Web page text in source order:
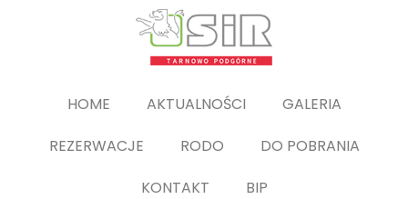
HOME AKTUALNOŚCI
GALERIA
REZERWACJE
RODO
DO POBRANIA
KONTAKT
BIP